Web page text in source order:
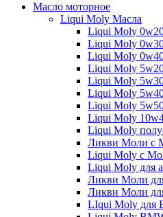
Масло моторное
Liqui Moly Масла
Liqui Moly
Liqui Moly
Liqui Moly
Liqui Moly
Liqui Moly
Liqui Moly
Liqui Moly
Liqui Moly
Liqui Moly
Ликви Моли с
Liqui Moly с
Liqui Moly для
Ликви Моли
Ликви Моли
LIqui Moly для